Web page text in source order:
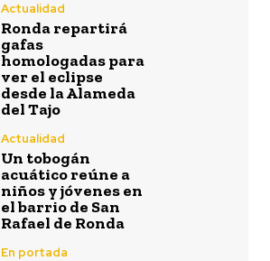
Actualidad
Ronda repartirá
gafas
homologadas para
ver el eclipse
desde la Alameda
del Tajo
Actualidad
Un tobogán
acuático reúne a
niños y jóvenes en
el barrio de San
Rafael de Ronda
En portada